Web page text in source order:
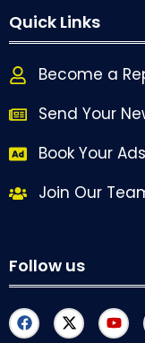
Quick Links
Become a
Send Your
Book Your Ads
Join Our
Follow us